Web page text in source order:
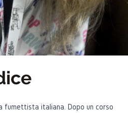
fumettista italiana. Dopo un corso